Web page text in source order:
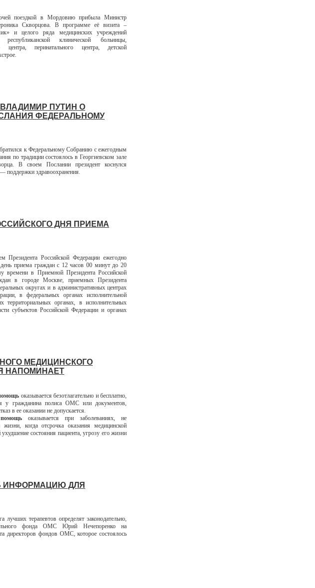
поездкой в Мордовию прибыла Министр
Скворцова. В программе её визита –
и целого ряда медицинских учреждений
клинической больницы,
центра, перинатального центра, детской
ПУТИН О
ФЕДЕРАЛЬНОМУ
к Федеральному Собранию с ежегодным
по традиции состоялось в Георгиевском зале
В своем Послании президент коснулся
поддержки здравоохранения.
ДНЯ ПРИЕМА
Президента Российской Федерации ежегодно
приема граждан с 12 часов 00 минут до 20
времени в Приемной Президента Российской
в городе Москве, приемных Президента
округах и в административных центрах
в федеральных органах исполнительной
территориальных органах, в исполнительных
субъектов Российской Федерации и органах
МЕДИЦИНСКОГО
НАПОМИНАЕТ
оказывается безотлагательно и бесплатно,
у гражданина полиса ОМС или документов,
в ее оказании не допускается.
оказывается при заболеваниях, не
когда отсрочка оказания медицинской
состояния пациента, угрозу его жизни
ИНФОРМАЦИЮ ДЛЯ
лучших терапевтов определят законодательно,
фонда ОМС Юрий Нечепоренко на
директоров фондов ОМС, которое состоялось